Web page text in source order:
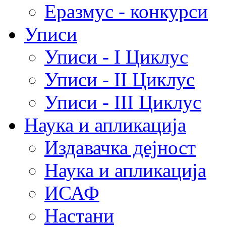
Еразмус - конкурси
Уписи
Уписи - I Циклус
Уписи - II Циклус
Уписи - III Циклус
Наука и апликација
Издавачка дејност
Наука и апликација
ИСАФ
Настани